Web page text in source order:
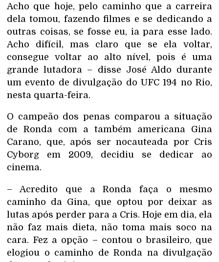
Acho que hoje, pelo caminho que a carreira
dela tomou, fazendo filmes e se dedicando a
outras coisas, se fosse eu, ia para esse lado.
Acho difícil, mas claro que se ela voltar,
consegue voltar ao alto nível, pois é uma
grande lutadora – disse José Aldo durante
um evento de divulgação do UFC 194 no Rio,
nesta quarta-feira.
O campeão dos penas comparou a situação
de Ronda com a também americana Gina
Carano, que, após ser nocauteada por Cris
Cyborg em 2009, decidiu se dedicar ao
cinema.
– Acredito que a Ronda faça o mesmo
caminho da Gina, que optou por deixar as
lutas após perder para a Cris. Hoje em dia, ela
não faz mais dieta, não toma mais soco na
cara. Fez a opção – contou o brasileiro, que
elogiou o caminho de Ronda na divulgação